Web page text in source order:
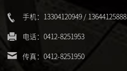
手机：13304120949 / 13644125888
电话：0412-8251953
传真：0412-8251950